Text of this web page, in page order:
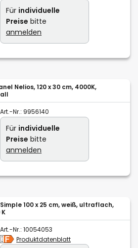
Für individuelle
Preise bitte
anmelden
Nelios, 120 x 30 cm, 4000K,
Art.-Nr.: 9956140
Für individuelle
Preise bitte
anmelden
100 x 25 cm, weiß, ultraflach,
Art.-Nr.: 10054053
Produktdatenblatt